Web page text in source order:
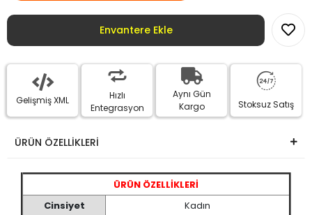
Envantere Ekle
Gelişmiş XML
Hızlı
Entegrasyon
Aynı Gün
Kargo
Stoksuz Satış
ÜRÜN ÖZELLİKLERİ
ÜRÜN ÖZELLİKLERİ
Cinsiyet
Kadın